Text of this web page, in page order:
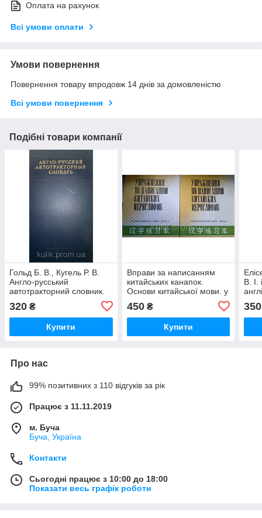
Оплата на рахунок
Всі умови оплати
Умови повернення
Повернення товару впродовж 14 днів за домовленістю
Всі умови повернення
Подібні товари компанії
Гольд Б. В., Кугель Р. В.
Англо-русський
автотракторний словник.
320 ₴
Купити
Вправи за написанням
китайських канапок.
Основи китайської мови. у
450₴
Купити
В. І.
350
Про нас
99% позитивних з 110 відгуків за рік
Працює з 11.11.2019
м. Буча
Буча, Україна
Контакти
Сьогодні працює з 10:00 до 18:00
Показати весь графік роботи